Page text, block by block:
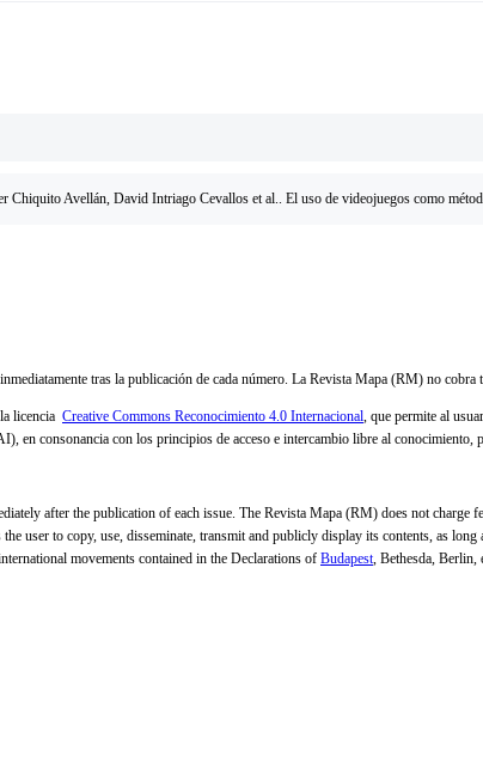
Chiquito Avellán, David Intriago Cevallos et al.. El uso de videojuegos como
tras la publicación de cada número. La Revista Mapa (RM) no
licencia Creative Commons Reconocimiento 4.0 Internacional, que permite al
en consonancia con los principios de acceso e intercambio libre al
after the publication of each issue. The Revista Mapa (RM) does not
user to copy, use, disseminate, transmit and publicly display its contents, as
movements contained in the Declarations of Budapest, Bethesda, Berlin,